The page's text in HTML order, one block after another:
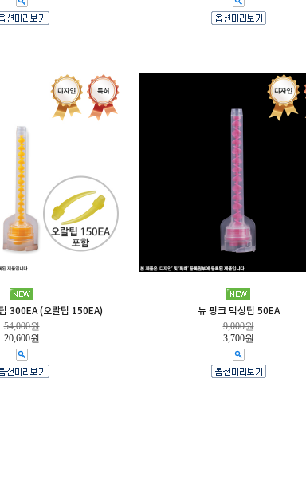
300EA (오랄팁 150EA)
54,000원
20,600원
뉴 핑크 믹싱팁 50EA
9,000원
3,700원